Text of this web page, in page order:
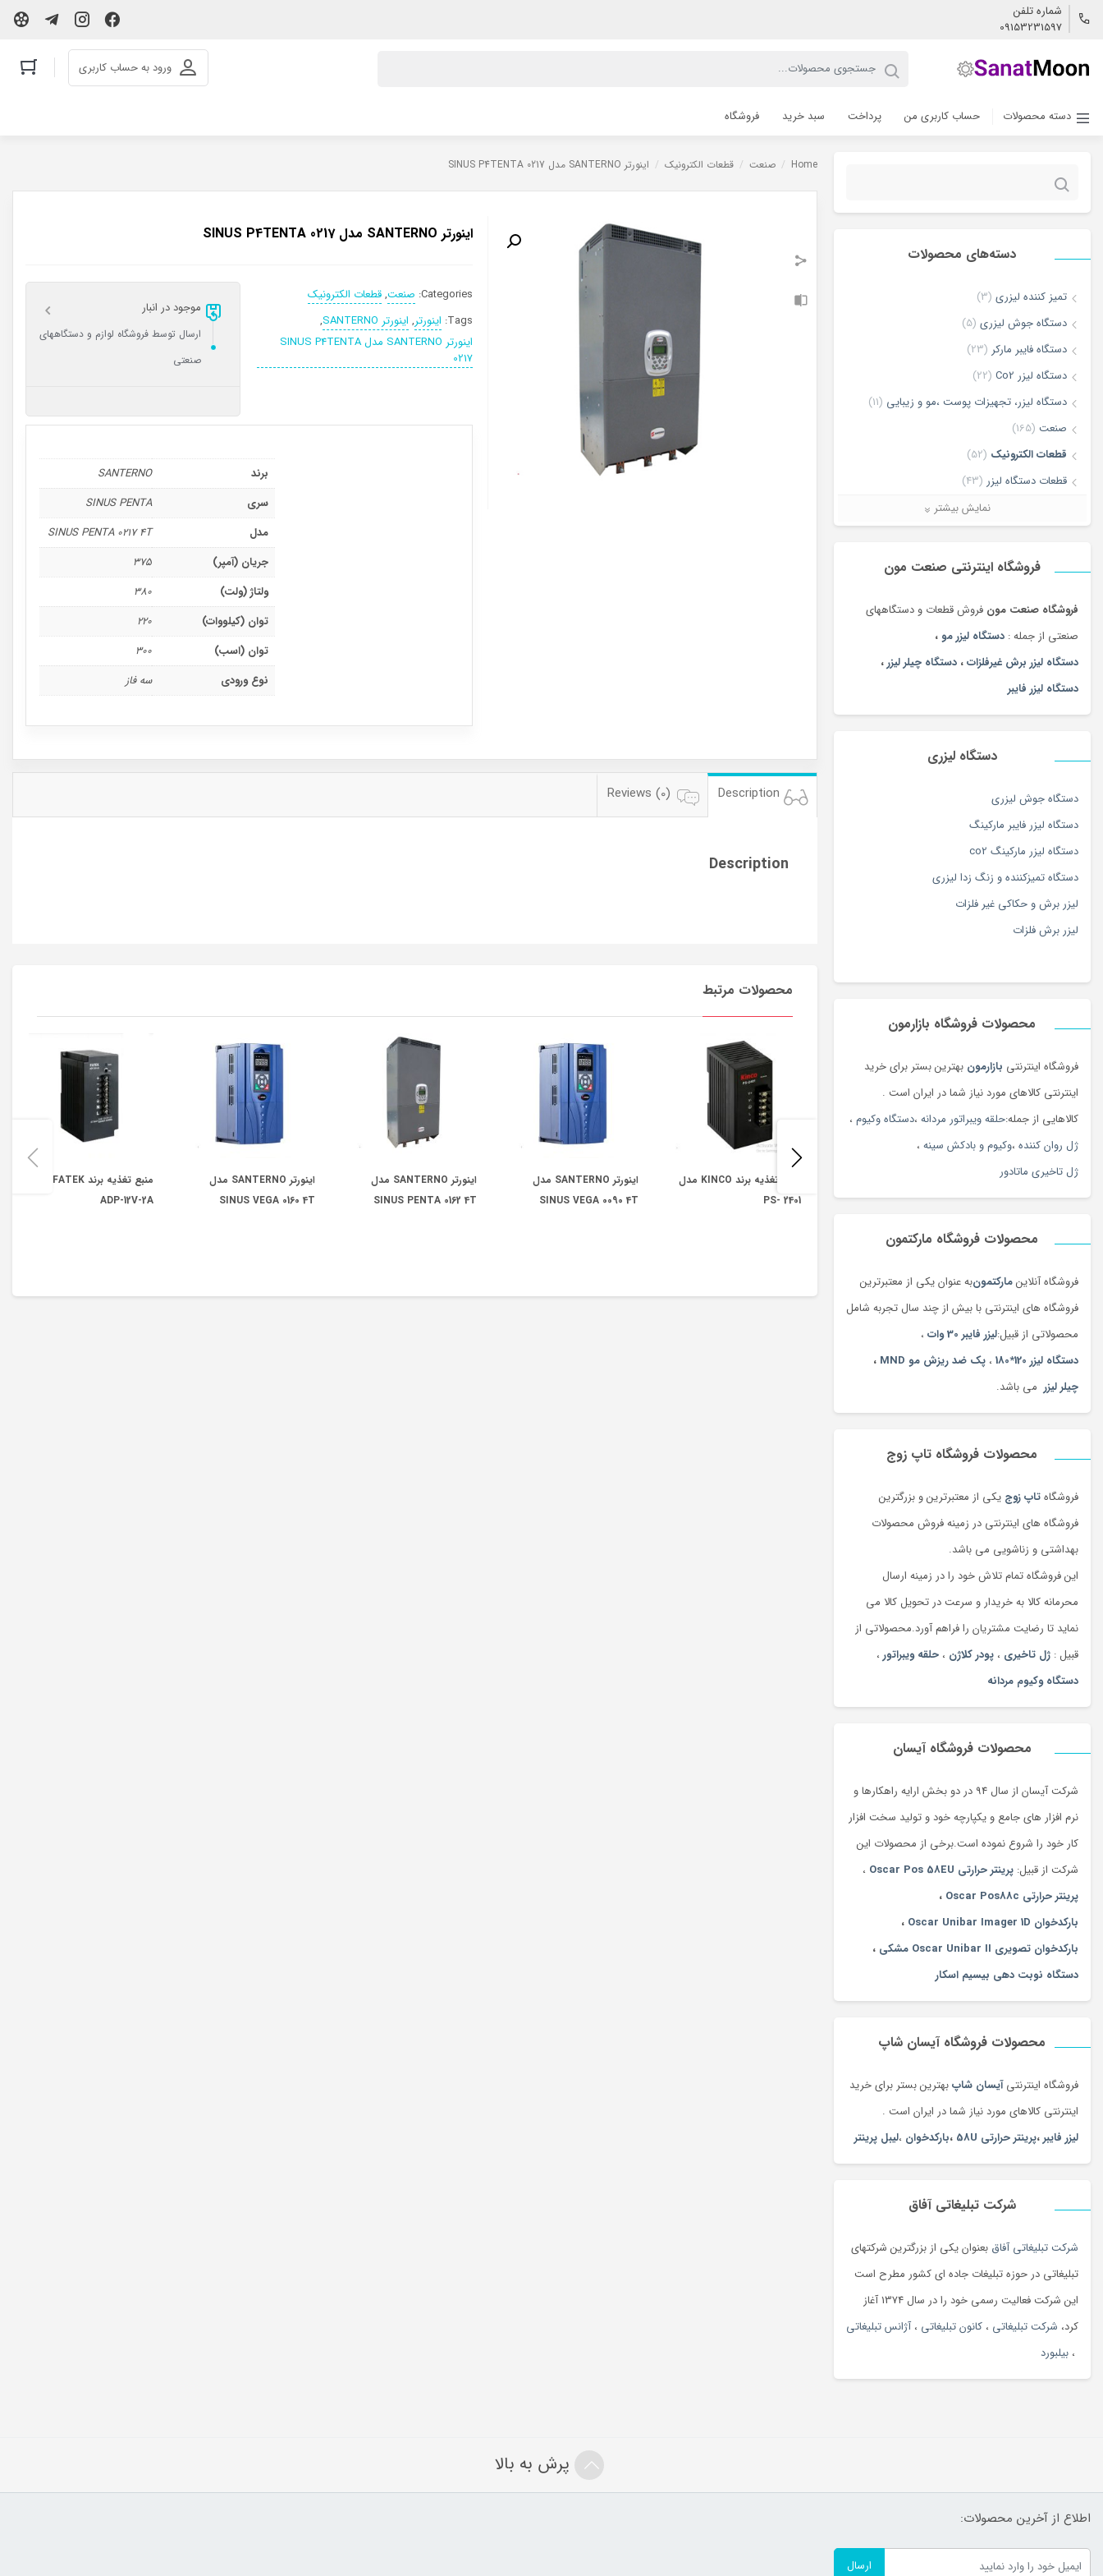
شماره تلفن
09153231597
ورود به حساب کاربری
دسته محصولات حساب کاربری من پرداخت سبد خرید فروشگاه
جستجو
دسته‌های محصولات
تمیز کننده لیزری (3)
دستگاه جوش لیزری (5)
دستگاه فایبر مارکر (23)
دستگاه لیزر Co2
(22)
دستگاه لیزر، تجهیزات پوست ،مو و زیبایی (11)
صنعت (165)
قطعات الکترونیک (52)
قطعات دستگاه لیزر (43)
لیزر برش و حکاکی غیر فلزات(7)
ماشین آلات(68)
نمایش بیشتر
فروشگاه اینترنتی صنعت مون
فروشگاه صنعت مون فروش قطعات و دستگاههای
صنعتی از جمله : دستگاه لیزر مو ،
دستگاه لیزر برش غیرفلزات، دستگاه چیلر لیزر،
دستگاه لیزر فایبر
دستگاه لیزری
دستگاه جوش لیزری
دستگاه لیزر فایبر مارکینگ
دستگاه لیزر مارکینگ co2
دستگاه تمیزکننده و زنگ زدا لیزری
لیزر برش و حکاکی غیر فلزات
لیزر برش فلزات
محصولات فروشگاه بازارمون
فروشگاه اینترنتی بازارمون بهترین بستر برای خرید
اینترنتی کالاهای مورد نیاز شما در ایران است .
کالاهایی از جمله:حلقه ویبراتور مردانه ،دستگاه وکیوم ،
ژل روان کننده ،وکیوم و بادکش سینه ،
ژل تاخیری ماتادور
محصولات فروشگاه مارکتمون
فروشگاه آنلاینمارکتمونبه عنوان یکی از معتبرترین
فروشگاه های اینترنتی با بیش از چند سال تجربه شامل
محصولاتی از قبیل:لیزر فایبر 30 وات
،
دستگاه لیزر 120*180
، پک ضد ریزش مو MND
،
چیلر لیزر می باشد.
محصولات فروشگاه تاپ زوج
فروشگاهتاپ زوج یکی از معتبرترین و بزرگترین
فروشگاه های اینترنتی در زمینه فروش محصولات
بهداشتی و زناشویی می باشد.
این فروشگاه تمام تلاش خود را در زمینه ارسال
محرمانه کالا به خریدار و سرعت در تحویل کالا می
نماید تا رضایت مشتریان را فراهم آورد.محصولاتی از
قبیل : ژل تاخیری ، پودر کلاژن ، حلقه ویبراتور ،
دستگاه وکیوم مردانه
محصولات فروشگاه آیسان
شرکت آیسان از سال 94 در دو بخش ارایه راهکارها و
نرم افزار های جامع و یکپارچه خود و تولید سخت افزار
کار خود را شروع نموده است.برخی از محصولات این
شرکت از قبیل: پرینتر حرارتی Oscar Pos 58EU
،
پرینتر حرارتی Oscar Pos88c
،
بارکدخوان Oscar Unibar Imager 1D
،
بارکدخوان تصویری Oscar Unibar II مشکی
،
دستگاه نوبت دهی بیسیم اسکار
محصولات فروشگاه آیسان شاپ
فروشگاه اینترنتیآیسان شاپبهترین بستر برای خرید
اینترنتی کالاهای مورد نیاز شما در ایران است .
لیزر فایبر،پرینتر حرارتی 58U ،بارکدخوان ،لیبل پرینتر
شرکت تبلیغاتی آفاق
شرکت تبلیغاتی آفاق بعنوان یکی از بزرگترین شرکتهای
تبلیغاتی در حوزه تبلیغات جاده ای کشور مطرح است
این شرکت فعالیت رسمی خود را در سال 1374 آغاز
کرد، شرکت تبلیغاتی ، کانون تبلیغاتی ،آژانس تبلیغاتی
، بیلبورد
Home
/ صنعت / قطعات الکترونیک / اینورتر SANTERNO مدل SINUS P4TENTA 0217
اینورتر SANTERNO مدل SINUS P4TENTA 0217
Categories: صنعت,قطعات الکترونیک
Tags: اینورتر, اینورتر SANTERNO
,
اینورتر SANTERNO مدل SINUS P4TENTA
0217
موجود در انبار
ارسال توسط فروشگاه لوازم و دستگاههای
صنعتی
برند
SANTERNO
سری
SINUS PENTA
مدل
SINUS PENTA 0217 4T
جریان (آمپر)
375
ولتاژ (ولت)
380
توان (کیلووات)
220
توان (اسب)
300
نوع ورودی
سه فاز
Description
Reviews (0)
Description
محصولات مرتبط
منبع تغذیه برند KINCO مدل
PS- 2401
اینورتر SANTERNO مدل
SINUS VEGA 0090 4T
اینورتر SANTERNO مدل
SINUS PENTA 0162 4T
اینورتر SANTERNO مدل
SINUS VEGA 0160 4T
ADP-12V-2A
پرش به بالا
اطلاع از آخرین محصولات:
ارسال